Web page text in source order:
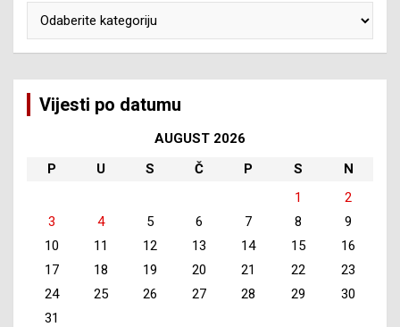
Vijesti po datumu
AUGUST 2026
P
U S Č P S
N
1
2
3
4 5 6 7 8
9
10
11 12 13 14 15
16
17
18 19 20 21 22
23
24
25 26 27 28 29
30
31